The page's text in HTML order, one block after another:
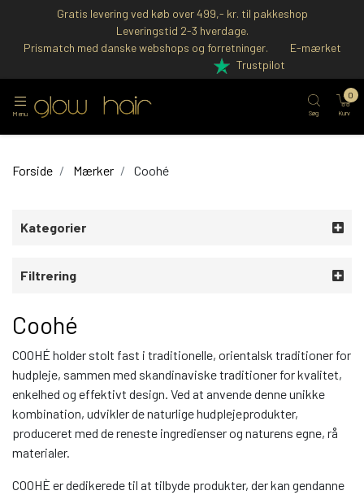
Gratis levering ved køb over 499,- kr. til pakkeshop
Leveringstid 2-3 hverdage.
Prismatch med danske webshops og forretninger.
E-mærket
Trustpilot
Menu Søg Kurv
0
Forside Mærker Coohé
Kategorier
Filtrering
Coohé
COOHÉ holder stolt fast i traditionelle, orientalsk traditioner for
hudpleje, sammen med skandinaviske traditioner for kvalitet,
enkelhed og effektivt design. Ved at anvende denne unikke
kombination, udvikler de naturlige hudplejeprodukter,
produceret med de reneste ingredienser og naturens egne, rå
materialer.
COOHÈ er dedikerede til at tilbyde produkter, der kan gendanne